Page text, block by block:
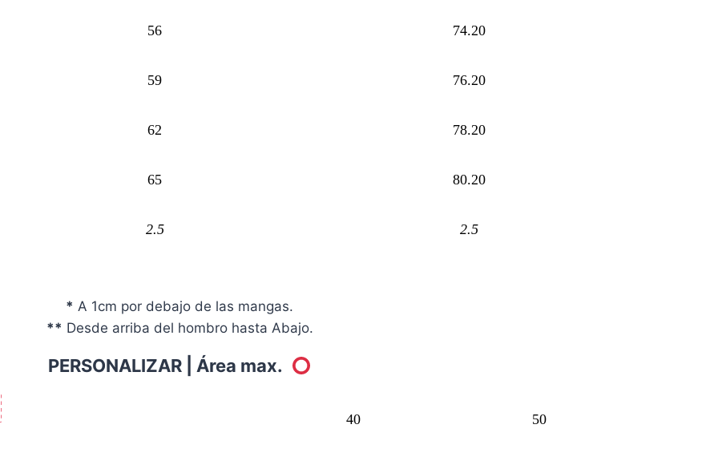
56 74.20
59 76.20
62 78.20
65 80.20
2.5 2.5
* A 1cm por debajo de las mangas.
** Desde arriba del hombro hasta Abajo.
PERSONALIZAR | Área max.
40 50